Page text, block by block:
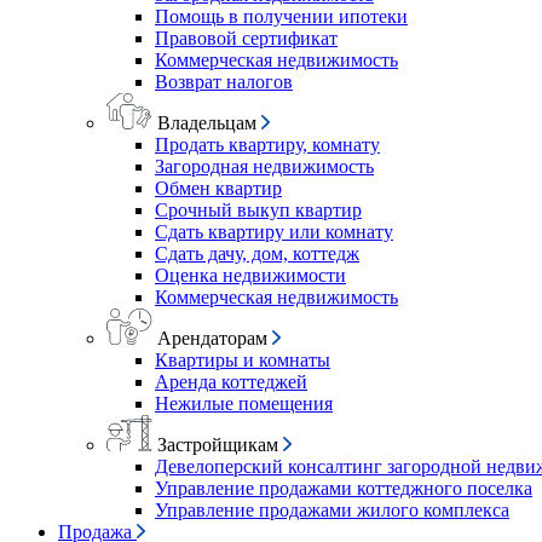
Помощь в получении ипотеки
Правовой сертификат
Коммерческая недвижимость
Возврат налогов
Владельцам
Продать квартиру, комнату
Загородная недвижимость
Обмен квартир
Срочный выкуп квартир
Сдать квартиру или комнату
Сдать дачу, дом, коттедж
Оценка недвижимости
Коммерческая недвижимость
Арендаторам
Квартиры и комнаты
Аренда коттеджей
Нежилые помещения
Застройщикам
Девелоперский консалтинг загородной
Управление продажами коттеджного поселка
Управление продажами жилого комплекса
Продажа